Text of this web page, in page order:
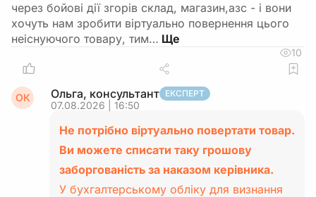
через бойові дії згорів склад, магазин,азс - і вони
хочуть нам зробити віртуально повернення цього
неіснуючого товару, тим…
10
ОК Ольга, консультант ЕКСПЕРТ
07.08.2026 | 16:50
Не потрібно віртуально повертати товар.
Ви можете списати таку грошову
заборгованість за наказом керівника.
У бухгалтерському обліку для визнання